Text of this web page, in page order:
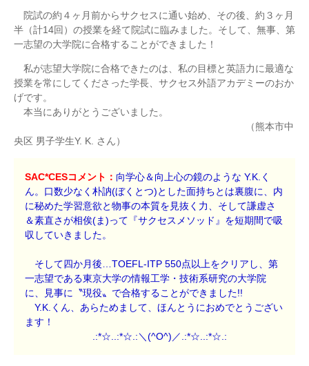
院試の約４ヶ月前からサクセスに通い始め、その後、約３ヶ月
半（計14回）の授業を経て院試に臨みました。そして、無事、第
一志望の大学院に合格することができました！
私が志望大学院に合格できたのは、私の目標と英語力に最適な
授業を常にしてくださった学長、サクセス外語アカデミーのおか
げです。
本当にありがとうございました。
（熊本市中
央区 男子学生Y. K. さん）
SAC*CESコメント： 向学心＆向上心の鏡のような Y.K.く
ん。口数少なく朴訥(ぼくとつ)とした面持ちとは裏腹に、内
に秘めた学習意欲と物事の本質を見抜く力、そして謙虚さ
＆素直さが相俟(ま)って『サクセスメソッド』を短期間で吸
収していきました。
そして四か月後…TOEFL-ITP 550点以上をクリアし、第
一志望である東京大学の情報工学・技術系研究の大学院
に、見事に〝現役〟で合格することができました!!
Y.K.くん、あらためまして、ほんとうにおめでとうござい
ます！
.:*☆..:*☆.:＼(^O^)／.:*☆..:*☆.: